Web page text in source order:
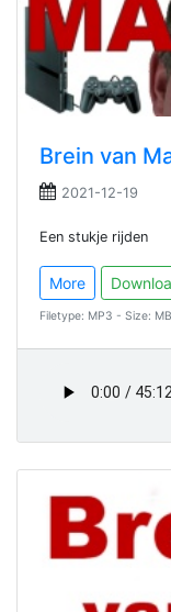
Brein van
2021-12-19
Een stukje rijden
More
Filetype: MP3 - Size: